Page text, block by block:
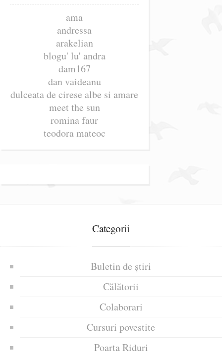
ama
andressa
arakelian
blogu' lu' andra
dam167
dan vaideanu
dulceata de cirese albe si amare
meet the sun
romina faur
teodora mateoc
Categorii
Buletin de știri
Călătorii
Colaborari
Cursuri povestite
Poarta Riduri